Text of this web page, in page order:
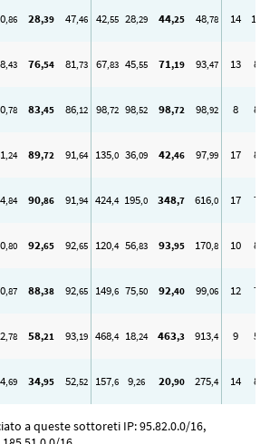
,86 28,39 47,46 42,55 28,29 44,25 48,78 14
,43 76,54 81,73 67,83 45,55 71,19 93,47 13 8
,78 83,45 86,12 98,72 98,52 98,72 98,92 8 8
,24 89,72 91,64 135,0 36,09 42,46 97,99 17 8
,84 90,86 91,94 424,4 195,0 348,7 616,0 17 7
,80 92,65 92,65 120,4 56,83 93,95 170,8 10 8
,87 88,38 92,65 149,6 75,50 92,40 99,06 12 7
,78 58,21 93,19 468,4 18,24 463,3 913,4 9 5
,69 34,95 52,52 157,6 9,26 20,90 275,4 14 8
a queste sottoreti IP: 95.82.0.0/16,